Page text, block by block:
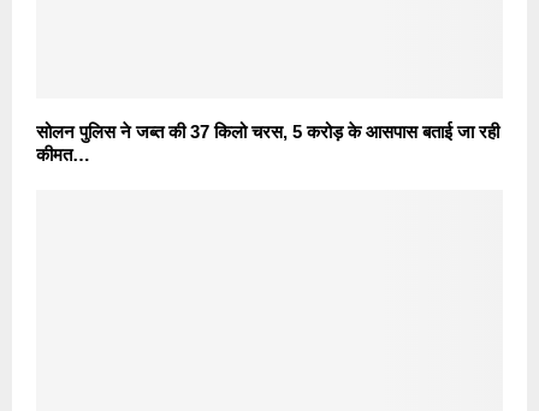
सोलन पुलिस ने जब्त की 37 किलो चरस, 5 करोड़ के आसपास बताई जा रही
कीमत…